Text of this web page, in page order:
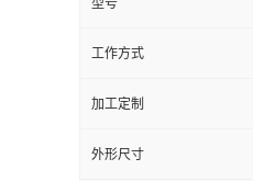
型号
工作方式
加工定制
外形尺寸